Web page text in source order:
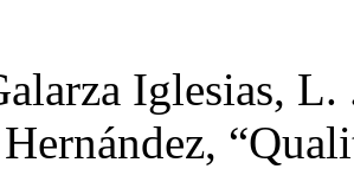
Iglesias, L.